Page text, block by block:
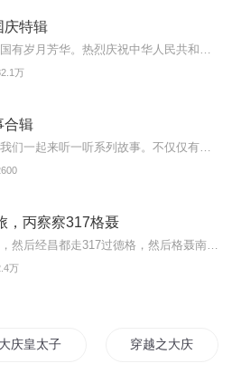
庆特辑
万
合辑
，丙察察317格聂
万
大庆皇太子 穿越之大庆帝国